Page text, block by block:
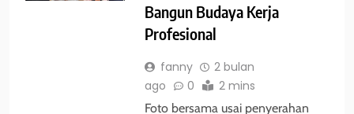
Bangun Budaya Kerja
Profesional
fanny
2 bulan
ago
0 2 mins
Foto bersama usai penyerahan